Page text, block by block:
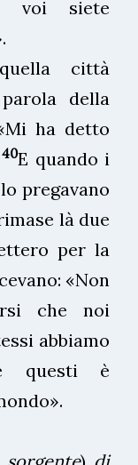
voi siete
città
della
ha detto
40E quando i
pregavano
là due
per la
«Non
che noi
abbiamo
questi è